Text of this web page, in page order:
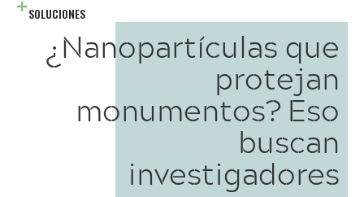
SOLUCIONES
¿Nanopartículas que
protejan
monumentos? Eso
buscan
investigadores